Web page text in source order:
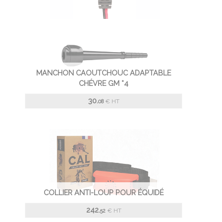
MANCHON CAOUTCHOUC ADAPTABLE
CHÉVRE GM *4
30.08 € HT
COLLIER ANTI-LOUP POUR ÉQUIDÉ
242.52 € HT